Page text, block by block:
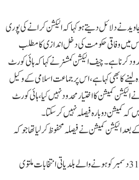
نے دلائل دیتے ہوکہا کہ الیکشن کرانے کی پوری
میں وفاقی حکومت کی دخل اندازی کا مطلب
کرنا ہے۔چیف الیکشن کمشنر نے کہا کہ ہائی کورٹ
لینے کا بھی کہا ہے، اس پر جماعت اسلامی کے وکیل
کمیشن کا اختیار محدود نہیں کیا، ہائی کورٹ
کمیشن دوبارہ فیصلہ نہیں کر سکتا۔
الیکشن کمیشن نے فیصلہ محفوظ کرلیا تھا جوکہ
الیکشن کمیشن نے اسلام آباد میں 31 دسمبر کو ہونے والے بلدیاتی انتخابات ملتوی